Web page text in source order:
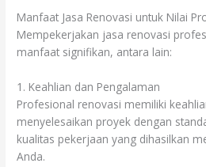
Manfaat Jasa Renovasi untuk Nilai
Mempekerjakan jasa renovasi
manfaat signifikan, antara lain:
1. Keahlian dan Pengalaman
Profesional renovasi memiliki
menyelesaikan proyek dengan
kualitas pekerjaan yang dihasilkan
Anda.